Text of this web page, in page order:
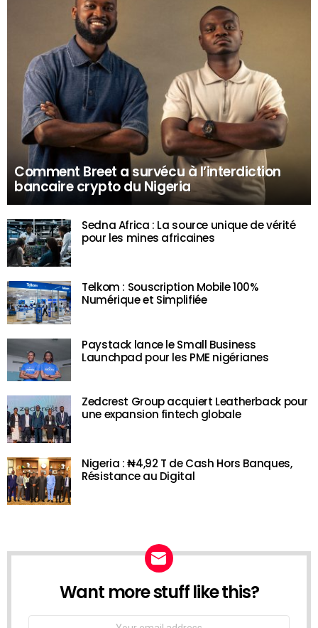
Comment Breet a survécu à l’interdiction
bancaire crypto du Nigeria
Sedna Africa : La source unique de vérité
pour les mines africaines
Telkom : Souscription Mobile 100%
Numérique et Simplifiée
Paystack lance le Small Business
Launchpad pour les PME nigérianes
Zedcrest Group acquiert Leatherback pour
une expansion fintech globale
Nigeria : ₦4,92 T de Cash Hors Banques,
Résistance au Digital
NEWSLETTER
Want more stuff like this?
Email